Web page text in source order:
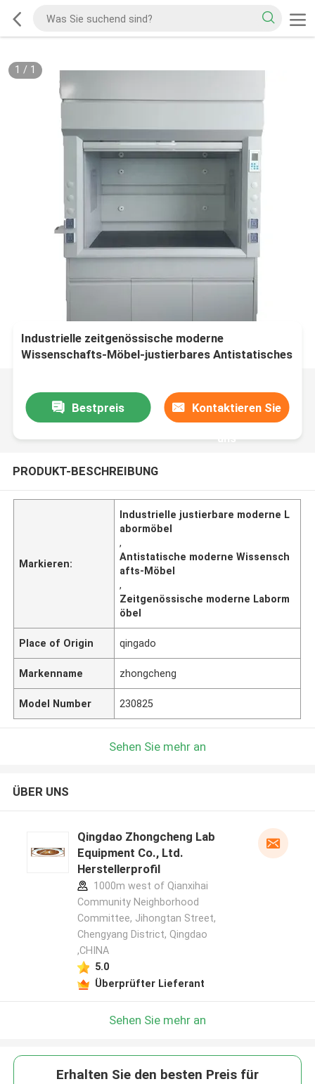
1 / 1
Industrielle zeitgenössische moderne
Wissenschafts-Möbel-justierbares Antistatisches
Bestpreis Kontaktieren Sie
uns
PRODUKT-BESCHREIBUNG
Markieren:
Industrielle justierbare moderne L
abormöbel
,
Antistatische moderne Wissensch
afts-Möbel
,
Zeitgenössische moderne Laborm
öbel
Place of Origin qingado
Markenname zhongcheng
Model Number 230825
Sehen Sie mehr an
ÜBER UNS
Qingdao Zhongcheng Lab
Equipment Co., Ltd.
Herstellerprofil
1000m west of Qianxihai
Community Neighborhood
Committee, Jihongtan Street,
Chengyang District, Qingdao
,CHINA
5.0
Überprüfter Lieferant
Sehen Sie mehr an
Erhalten Sie den besten Preis für